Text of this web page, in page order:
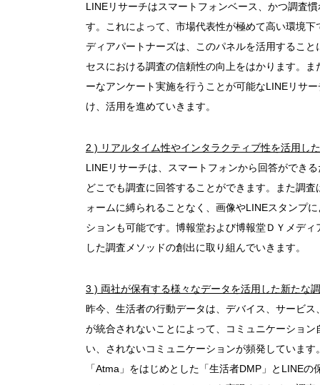
LINEリサーチはスマートフォンベース、かつ調査
す。これによって、市場代表性が極めて高い環境
ディアパートナーズは、このパネルを活用するこ
セスにおける調査の信頼性の向上をはかります。
ーなアンケート実施を行うことが可能なLINEリサ
け、活用を進めていきます。
2 ) リアルタイム性やインタラクティブ性を活用し
LINEリサーチは、スマートフォンから回答ができ
どこでも調査に回答することができます。また調
ォームに縛られることなく、画像やLINEスタンプ
ションも可能です。博報堂および博報堂ＤＹメデ
した調査メソッドの創出に取り組んでいきます。
3 ) 両社が保有する様々なデータを活用した新たな
昨今、生活者の行動データは、デバイス、サービ
が統合されないことによって、コミュニケーショ
い、されないコミュニケーションが頻発していま
「Atma」をはじめとした「生活者DMP」とLINE